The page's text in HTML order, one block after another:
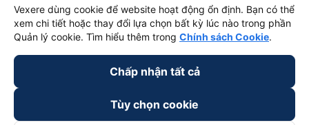
Vexere dùng cookie để website hoạt động ổn định. Bạn có thể
xem chi tiết hoặc thay đổi lựa chọn bất kỳ lúc nào trong phần
Quản lý cookie. Tìm hiểu thêm trong Chính sách Cookie.
Chấp nhận tất cả
Tùy chọn cookie